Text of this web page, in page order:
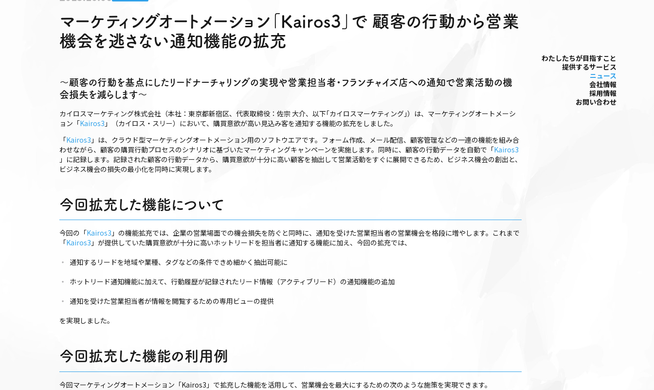
マーケティングオートメーション「Kairos3」で 顧客の行動から営業
機会を逃さない通知機能の拡充
〜顧客の行動を基点にしたリードナーチャリングの実現や営業担当者・フランチャイズ店への通知で営業活動の機
会損失を減らします〜
カイロスマーケティング株式会社（本社：東京都新宿区、代表取締役：佐宗 大介、以下｢カイロスマーケティング｣）は、マーケティングオートメーシ
ョン「Kairos3 」（カイロス・スリー）において、購買意欲が高い見込み客を通知する機能の拡充をしました。
「Kairos3 」は、クラウド型マーケティングオートメーション用のソフトウエアです。フォーム作成、メール配信、顧客管理などの一連の機能を組み合
わせながら、顧客の購買行動プロセスのシナリオに基づいたマーケティングキャンペーンを実施します。同時に、顧客の行動データを自動で「Kairos3
」に記録します。記録された顧客の行動データから、購買意欲が十分に高い顧客を抽出して営業活動をすぐに展開できるため、ビジネス機会の創出と、
ビジネス機会の損失の最小化を同時に実現します。
今回拡充した機能について
今回の「Kairos3 」の機能拡充では、企業の営業場面での機会損失を防ぐと同時に、通知を受けた営業担当者の営業機会を格段に増やします。これまで
「Kairos3 」が提供していた購買意欲が十分に高いホットリードを担当者に通知する機能に加え、今回の拡充では、
通知するリードを地域や業種、タグなどの条件できめ細かく抽出可能に
ホットリード通知機能に加えて、行動履歴が記録されたリード情報（アクティブリード）の通知機能の追加
通知を受けた営業担当者が情報を閲覧するための専用ビューの提供
を実現しました。
今回拡充した機能の利用例
今回マーケティングオートメーション「Kairos3」で拡充した機能を活用して、営業機会を最大にするための次のような施策を実現できます。
わたしたちが⽬指すこと
提供するサービス
ニュース
会社情報
採⽤情報
お問い合わせ